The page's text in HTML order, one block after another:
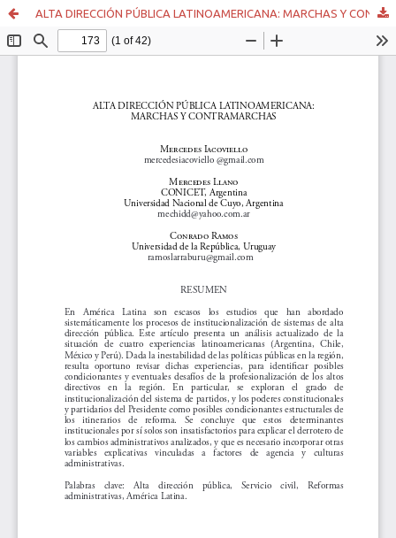
ALTA DIRECCIÓN PÚBLICA LATINOAMERICANA: MARCHAS Y CONTRAMARCHAS